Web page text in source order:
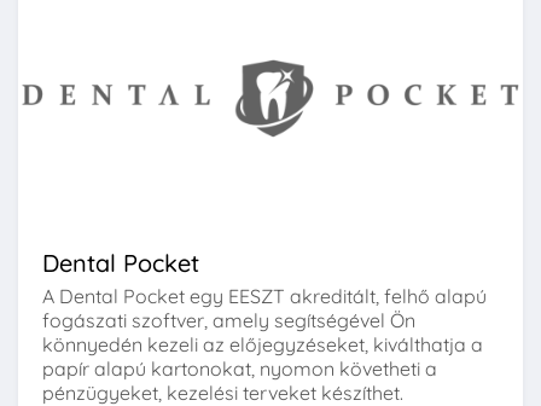
Dental Pocket
A Dental Pocket egy EESZT akreditált, felhő alapú
fogászati szoftver, amely segítségével Ön
könnyedén kezeli az előjegyzéseket, kiválthatja a
papír alapú kartonokat, nyomon követheti a
pénzügyeket, kezelési terveket készíthet.